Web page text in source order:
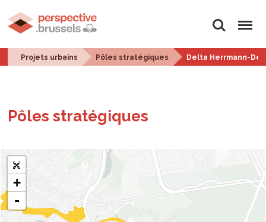
Rechercher
Menu
Projets urbains Pôles stratégiques Delta Herrmann-
Pôles stra­té­giques
+
-